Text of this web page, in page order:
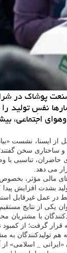
پوشاک در
نفسِ تولید
وهوای
از ایسنا، نشست
ساختاری سخن
حاضران، تناسبی با
می دهد.
مالی مؤثر،
بشدت افزایش
در عمل غیرقابل
با
قرار گرفت؛ از کمبود
تولیدکنندگان به
«ایرانی _